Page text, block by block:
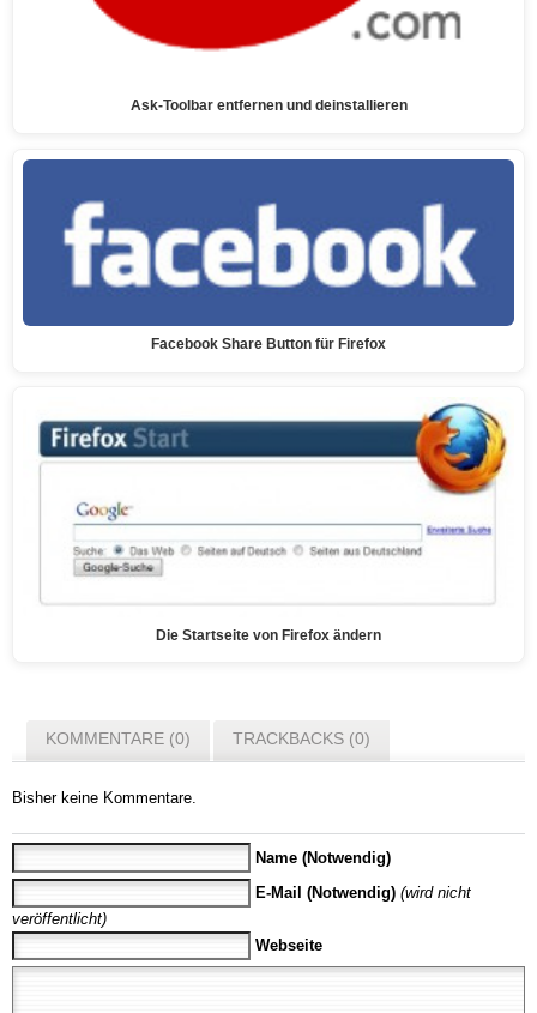
Ask-Toolbar entfernen und deinstallieren
Facebook Share Button für Firefox
Die Startseite von Firefox ändern
KOMMENTARE (0) TRACKBACKS (0)
Bisher keine Kommentare.
Name (Notwendig)
E-Mail (Notwendig) (wird nicht
veröffentlicht)
Webseite